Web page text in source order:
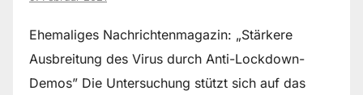
Ehemaliges Nachrichtenmagazin: „Stärkere
Ausbreitung des Virus durch Anti-Lockdown-
Demos” Die Untersuchung stützt sich auf das